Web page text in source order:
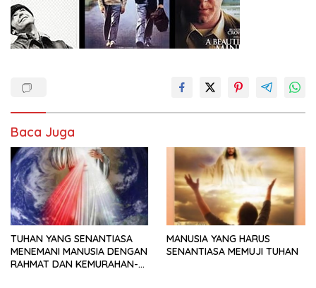
Baca Juga
TUHAN YANG SENANTIASA
MENEMANI MANUSIA DENGAN
RAHMAT DAN KEMURAHAN-
MANUSIA YANG HARUS
SENANTIASA MEMUJI TUHAN